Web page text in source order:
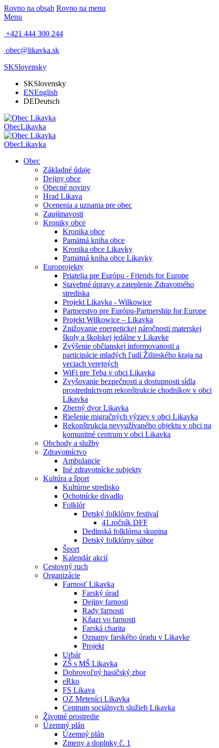
Rovno na obsah Rovno na menu
Menu
+421 444 300 244
obec@likavka.sk
SKSlovensky
SKSlovensky
ENEnglish
DEDeutsch
ObecLikavka
ObecLikavka
Obec
Základné údaje
Dejiny obce
Obecné noviny
Hrad Likava
Ocenenia a uznania pre obec
Zaujímavosti
Kroniky obce
Kronika obce
Pamätná kniha obce
Kronika obce Likavky
Pamätná kniha obce Likavky
Europrojekty
Priatelia pre Európu - Friends for Europe
Stavebné úpravy a zateplenie Zdravotného
strediska
Projekt Likavka - Wilkowice
Partnerstvo pre Európu-Partnership for Europe
Projekt Wilkowice – Likavka
Znižovanie energetickej náročnosti materskej
školy a školskej jedálne v Likavke
Zvýšenie občianskej informovanosti a
participácie mladých ľudí Žilinského kraja na
veciach verejných
WiFi pre Teba v obci Likavka
Zvyšovanie bezpečnosti a dostupnosti sídla
prostredníctvom rekonštrukcie chodníkov v obci
Likavka
Zberný dvor Likavka
Riešenie migračných výziev v obci Likavka
Rekonštrukcia nevyužívaného objektu v obci na
komunitné centrum v obci Likavka
Obchody a služby
Zdravotníctvo
Ambulancie
Iné zdravotnícke subjekty
Kultúra a šport
Kultúrne stredisko
Ochotnícke divadlo
Folklór
Detský folklórny festival
41.ročník DFF
Dedinská folklórna skupina
Detský folklórny súbor
Šport
Kalendár akcií
Cestovný ruch
Organizácie
Farnosť Likavka
Farský úrad
Dejiny farnosti
Rady farnosti
Kňazi vo farnosti
Farská charita
Oznamy farského úradu v Likavke
Projekt
Urbár
ZŠ s MŠ Likavka
Dobrovoľný hasičský zbor
eRko
FS Likava
OZ Meteníci Likavka
Centrum sociálnych služieb Likavka
Životné prostredie
Územný plán
Územný plán
Zmeny a doplnky č. 1